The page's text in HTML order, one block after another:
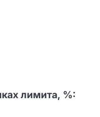
лимита, %: